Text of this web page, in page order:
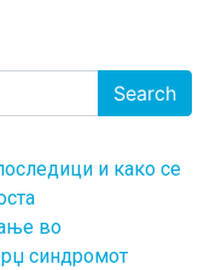
и како се
во
синдромот